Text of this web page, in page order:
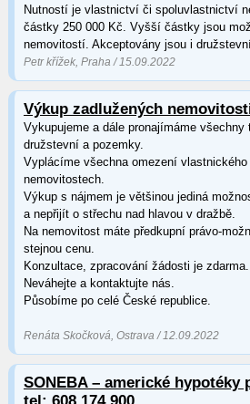
Nutností je vlastnictví či spoluvlastnictví
částky 250 000 Kč. Vyšší částky jsou
nemovitostí. Akceptovány jsou i
Petr křížek, Praha / 15.09.2022
Výkup zadlužených
Vykupujeme a dále pronajímáme
družstevní a pozemky.
Vyplácíme všechna omezení
nemovitostech.
Výkup s nájmem je většinou jediná
a nepřijít o střechu nad hlavou v dražbě.
Na nemovitost máte předkupní právo-
stejnou cenu.
Konzultace, zpracování žádosti je zdarma.
Neváhejte a kontaktujte nás.
Působíme po celé České republice.
Renáta Skočková, Ostrava / 12.09.2022
SONEBA – americké hypotéky
tel: 608 174 900